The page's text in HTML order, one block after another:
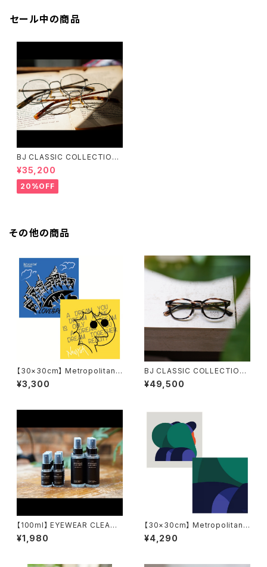
セール中の商品
BJ CLASSIC COLLECTION
¥35,200
20%OFF
その他の商品
【30×30cm】 Metropolitan
Crossbottle メトロポリタンク
ロスボトル MCB330 / MCB O
¥3,300
BJ CLASSIC COLLECTION
CE-551MP BJクラシック セル
ロイド 44 47 50
¥49,500
【100ml】 EYEWEAR CLEANE
R アイウェアクリーナー emw /
eyewear maintenance wor
¥1,980
【30×30cm】 Metropolitan
Crossbottle メトロポリタンク
ロスボトル MCB-30-63 / 2 K
¥4,290